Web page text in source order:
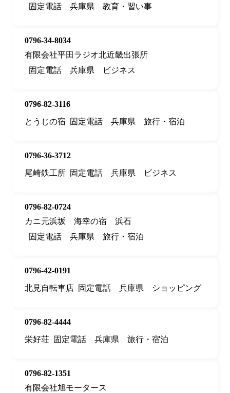
固定電話
兵庫県 教育・習い事
0796-34-8034
有限会社平田ラジオ北近畿出張所
固定電話
兵庫県 ビジネス
0796-82-3116
とうじの宿
固定電話 兵庫県 旅行・宿泊
0796-36-3712
尾崎鉄工所 固定電話 兵庫県 ビジネス
0796-82-0724
カニ元浜坂 海幸の宿 浜石
固定電話
兵庫県 旅行・宿泊
0796-42-0191
北見自転車店 固定電話 兵庫県 ショッピング
0796-82-4444
栄好荘 固定電話 兵庫県 旅行・宿泊
0796-82-1351
有限会社旭モータース